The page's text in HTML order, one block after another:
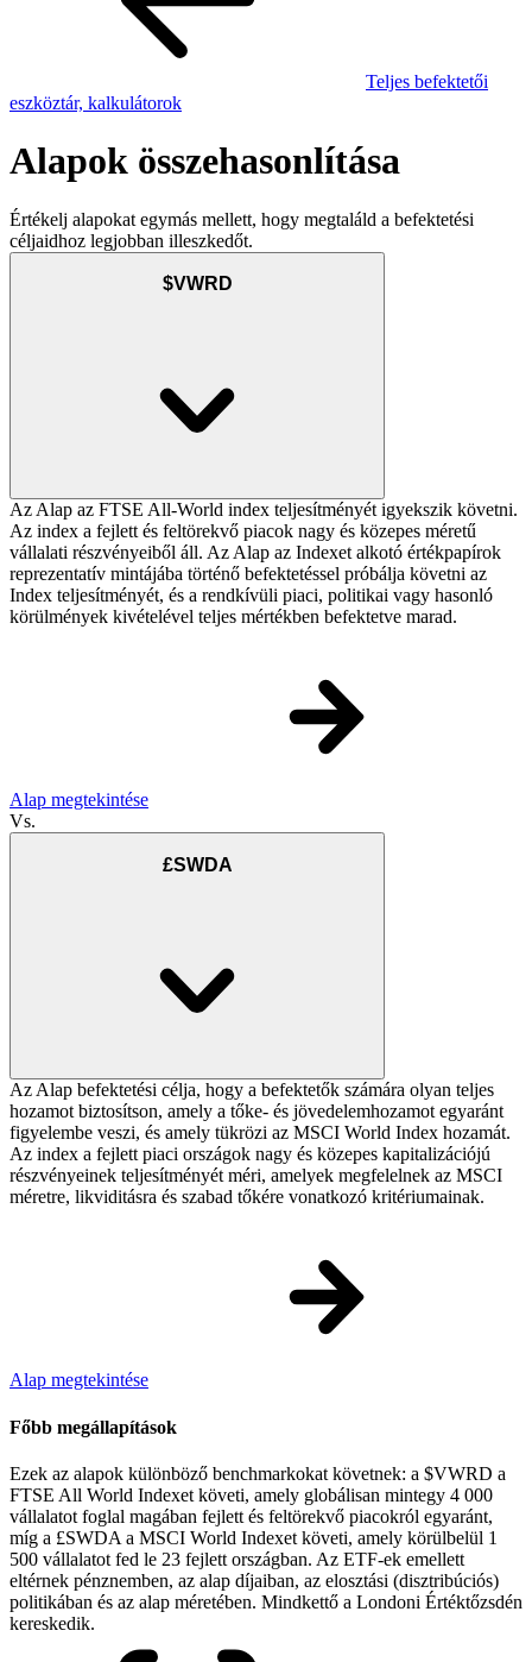
Teljes befektetői
eszköztár, kalkulátorok
Alapok összehasonlítása
Értékelj alapokat egymás mellett, hogy megtaláld a befektetési
céljaidhoz legjobban illeszkedőt.
$VWRD
Az Alap az FTSE All-World index teljesítményét igyekszik követni.
Az index a fejlett és feltörekvő piacok nagy és közepes méretű
vállalati részvényeiből áll. Az Alap az Indexet alkotó értékpapírok
reprezentatív mintájába történő befektetéssel próbálja követni az
Index teljesítményét, és a rendkívüli piaci, politikai vagy hasonló
körülmények kivételével teljes mértékben befektetve marad.
Alap megtekintése
Vs.
£SWDA
Az Alap befektetési célja, hogy a befektetők számára olyan teljes
hozamot biztosítson, amely a tőke- és jövedelemhozamot egyaránt
figyelembe veszi, és amely tükrözi az MSCI World Index hozamát.
Az index a fejlett piaci országok nagy és közepes kapitalizációjú
részvényeinek teljesítményét méri, amelyek megfelelnek az MSCI
méretre, likviditásra és szabad tőkére vonatkozó kritériumainak.
Alap megtekintése
Főbb megállapítások
Ezek az alapok különböző benchmarkokat követnek: a $VWRD a
FTSE All World Indexet követi, amely globálisan mintegy 4 000
vállalatot foglal magában fejlett és feltörekvő piacokról egyaránt,
míg a £SWDA a MSCI World Indexet követi, amely körülbelül 1
500 vállalatot fed le 23 fejlett országban. Az ETF-ek emellett
eltérnek pénznemben, az alap díjaiban, az elosztási (disztribúciós)
politikában és az alap méretében. Mindkettő a Londoni Értéktőzsdén
kereskedik.